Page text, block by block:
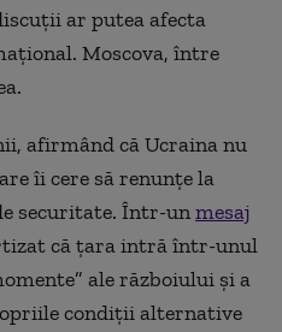
ar putea afecta
Moscova, între
afirmând că Ucraina nu
îi cere să renunțe la
securitate. Într-unmesaj
că țara intră într-unul
ale războiului și a
condiții alternative